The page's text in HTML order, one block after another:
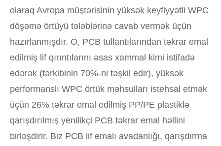
olaraq Avropa müştərisinin yüksək keyfiyyətli WPC
döşəmə örtüyü tələblərinə cavab vermək üçün
hazırlanmışdır. O, PCB tullantılarından təkrar emal
edilmiş lif qırıntılarını əsas xammal kimi istifadə
edərək (tərkibinin 70%-ni təşkil edir), yüksək
performanslı WPC örtük məhsulları istehsal etmək
üçün 26% təkrar emal edilmiş PP/PE plastiklə
qarışdırılmış yenilikçi PCB təkrar emal həllini
birləşdirir. Biz PCB lif emalı avadanlığı, qarışdırma